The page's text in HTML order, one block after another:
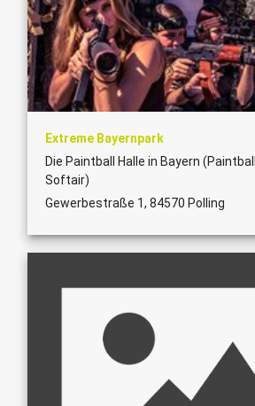
Extreme Bayernpark
Die Paintball Halle in Bayern
Softair)
Gewerbestraße 1, 84570 Polling